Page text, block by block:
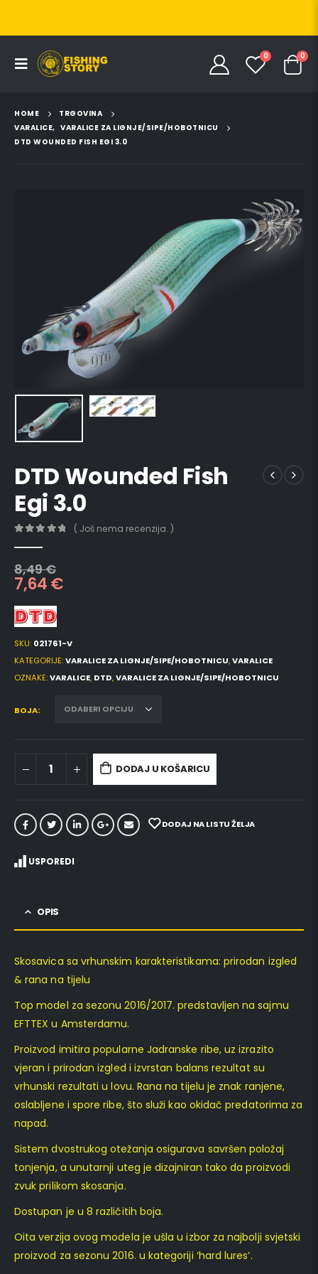
0 0
HOME
TRGOVINA
VARALICE, VARALICE ZA LIGNJE/SIPE/HOBOTNICU
DTD WOUNDED FISH EGI 3.0
DTD Wounded Fish
Egi 3.0
( Još nema recenzija. )
8,49€
7,64€
SKU: 021761-V
KATEGORIJE:VARALICE ZA LIGNJE/SIPE/HOBOTNICU,VARALICE
OZNAKE:VARALICE, DTD,VARALICE ZA LIGNJE/SIPE/HOBOTNICU
BOJA
DODAJ U KOŠARICU
DODAJ NA LISTU ŽELJA
USPOREDI
OPIS
Skosavica sa vrhunskim karakteristikama: prirodan izgled
& rana na tijelu
Top model za sezonu 2016/2017. predstavljen na sajmu
EFTTEX u Amsterdamu.
Proizvod imitira popularne Jadranske ribe, uz izrazito
vjeran i prirodan izgled i izvrstan balans rezultat su
vrhunski rezultati u lovu. Rana na tijelu je znak ranjene,
oslabljene i spore ribe, što služi kao okidač predatorima za
napad.
Sistem dvostrukog otežanja osigurava savršen položaj
tonjenja, a unutarnji uteg je dizajniran tako da proizvodi
zvuk prilikom skosanja.
Dostupan je u 8 različitih boja.
Oita verzija ovog modela je ušla u izbor za najbolji svjetski
proizvod za sezonu 2016. u kategoriji ‘hard lures’.